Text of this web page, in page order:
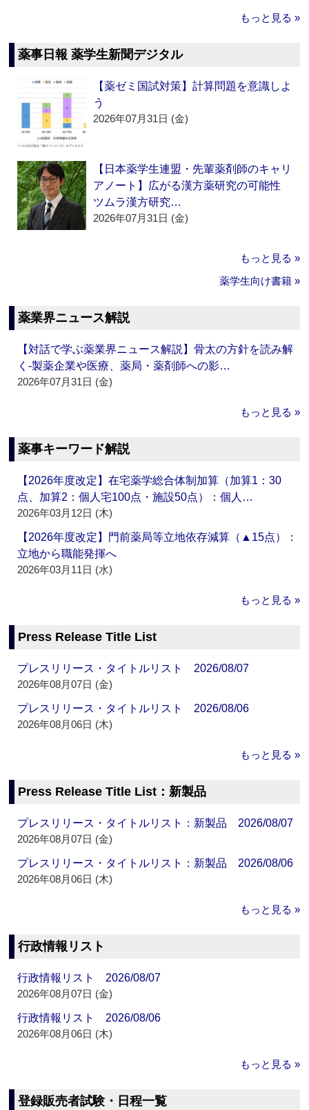
もっと見る »
薬事日報 薬学生新聞デジタル
【薬ゼミ国試対策】計算問題を意識しよ
う
2026年07月31日 (金)
【日本薬学生連盟・先輩薬剤師のキャリ
アノート】広がる漢方薬研究の可能性
ツムラ漢方研究…
2026年07月31日 (金)
もっと見る »
薬学生向け書籍 »
薬業界ニュース解説
【対話で学ぶ薬業界ニュース解説】骨太の方針を読み解
く‐製薬企業や医療、薬局・薬剤師への影…
2026年07月31日 (金)
もっと見る »
薬事キーワード解説
【2026年度改定】在宅薬学総合体制加算（加算1：30
点、加算2：個人宅100点・施設50点）：個人…
2026年03月12日 (木)
【2026年度改定】門前薬局等立地依存減算（▲15点）：
立地から職能発揮へ
2026年03月11日 (水)
もっと見る »
Press Release Title List
プレスリリース・タイトルリスト 2026/08/07
2026年08月07日 (金)
プレスリリース・タイトルリスト 2026/08/06
2026年08月06日 (木)
もっと見る »
Press Release Title List：新製品
プレスリリース・タイトルリスト：新製品 2026/08/07
2026年08月07日 (金)
プレスリリース・タイトルリスト：新製品 2026/08/06
2026年08月06日 (木)
もっと見る »
行政情報リスト
行政情報リスト 2026/08/07
2026年08月07日 (金)
行政情報リスト 2026/08/06
2026年08月06日 (木)
もっと見る »
登録販売者試験・日程一覧